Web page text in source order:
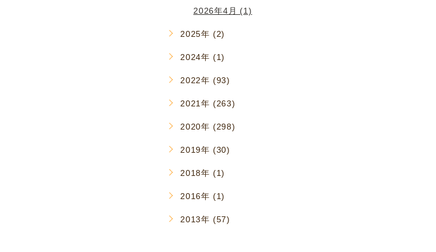
2026年4月 (1)
2025年 (2)
2024年 (1)
2022年 (93)
2021年 (263)
2020年 (298)
2019年 (30)
2018年 (1)
2016年 (1)
2013年 (57)